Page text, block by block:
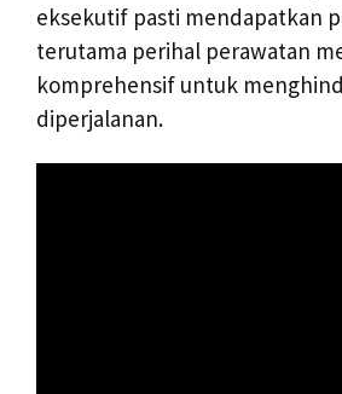
eksekutif pasti mendapatkan
terutama perihal perawatan
komprehensif untuk
diperjalanan.